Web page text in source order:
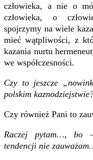
człowieka, a nie o
człowieka, o
spojrzymy na wiele
mieć wątpliwości, z
kazania nurtu
we współczesności.
Czy to jeszcze
polskim
Czy również Pani to
Raczej pytam…, bo
tendencji nie